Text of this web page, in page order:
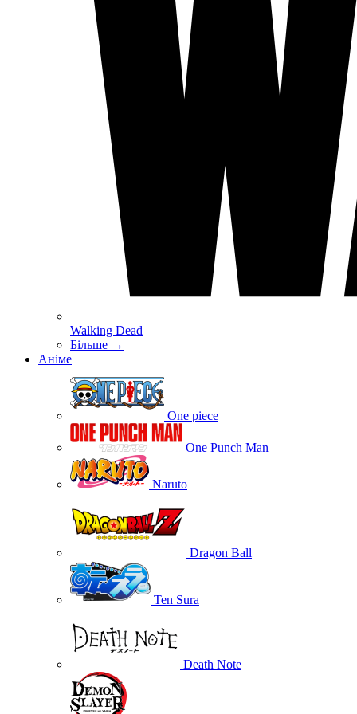
Walking Dead
Більше →
Аніме
One piece
One Punch Man
Naruto
Dragon Ball
Ten Sura
Death Note